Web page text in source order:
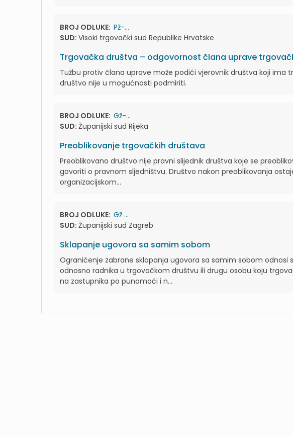
BROJ ODLUKE: Pž-...
SUD: Visoki trgovački sud Republike Hrvatske
Trgovačka društva – odgovornost člana uprave
Tužbu protiv člana uprave može podići vjerovnik društva koji ima
društvo nije u mogućnosti podmiriti.
BROJ ODLUKE: Gž-...
SUD: Županijski sud Rijeka
Preoblikovanje trgovačkih društava
Preoblikovano društvo nije pravni slijednik društva koje se
govoriti o pravnom sljedništvu. Društvo nakon preoblikovanja
organizacijskom...
BROJ ODLUKE: Gž ...
SUD: Županijski sud Zagreb
Sklapanje ugovora sa samim sobom
Ograničenje zabrane sklapanja ugovora sa samim sobom
odnosno radnika u trgovačkom društvu ili drugu osobu koju
na zastupnika po punomoći i n...